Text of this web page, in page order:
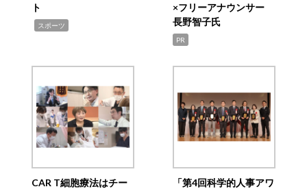
ト
スポーツ
×フリーアナウンサー
長野智子氏
PR
CAR T細胞療法はチー
「第4回科学的人事アワ